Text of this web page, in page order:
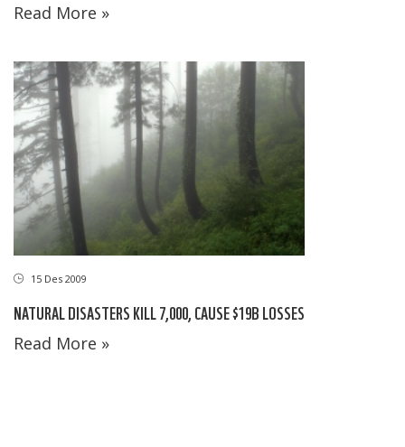
Read More »
15 Des 2009
NATURAL DISASTERS KILL 7,000, CAUSE $19B LOSSES
Read More »